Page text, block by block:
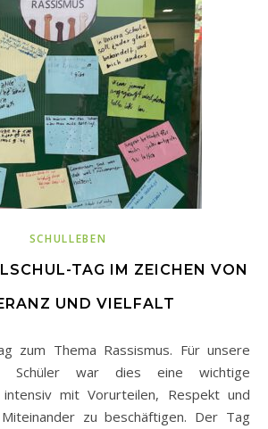
SCHULLEBEN
TAG IM ZEICHEN VON
UND VIELFALT
Schüler war dies eine wichtige
mit Vorurteilen, Respekt und
zu beschäftigen. Der Tag